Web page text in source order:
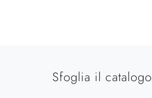
Sfoglia il catalogo